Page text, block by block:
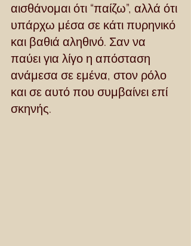
αισθάνομαι ότι “παίζω”, αλλά ότι
υπάρχω μέσα σε κάτι πυρηνικό
και βαθιά αληθινό. Σαν να
παύει για λίγο η απόσταση
ανάμεσα σε εμένα, στον ρόλο
και σε αυτό που συμβαίνει επί
σκηνής.